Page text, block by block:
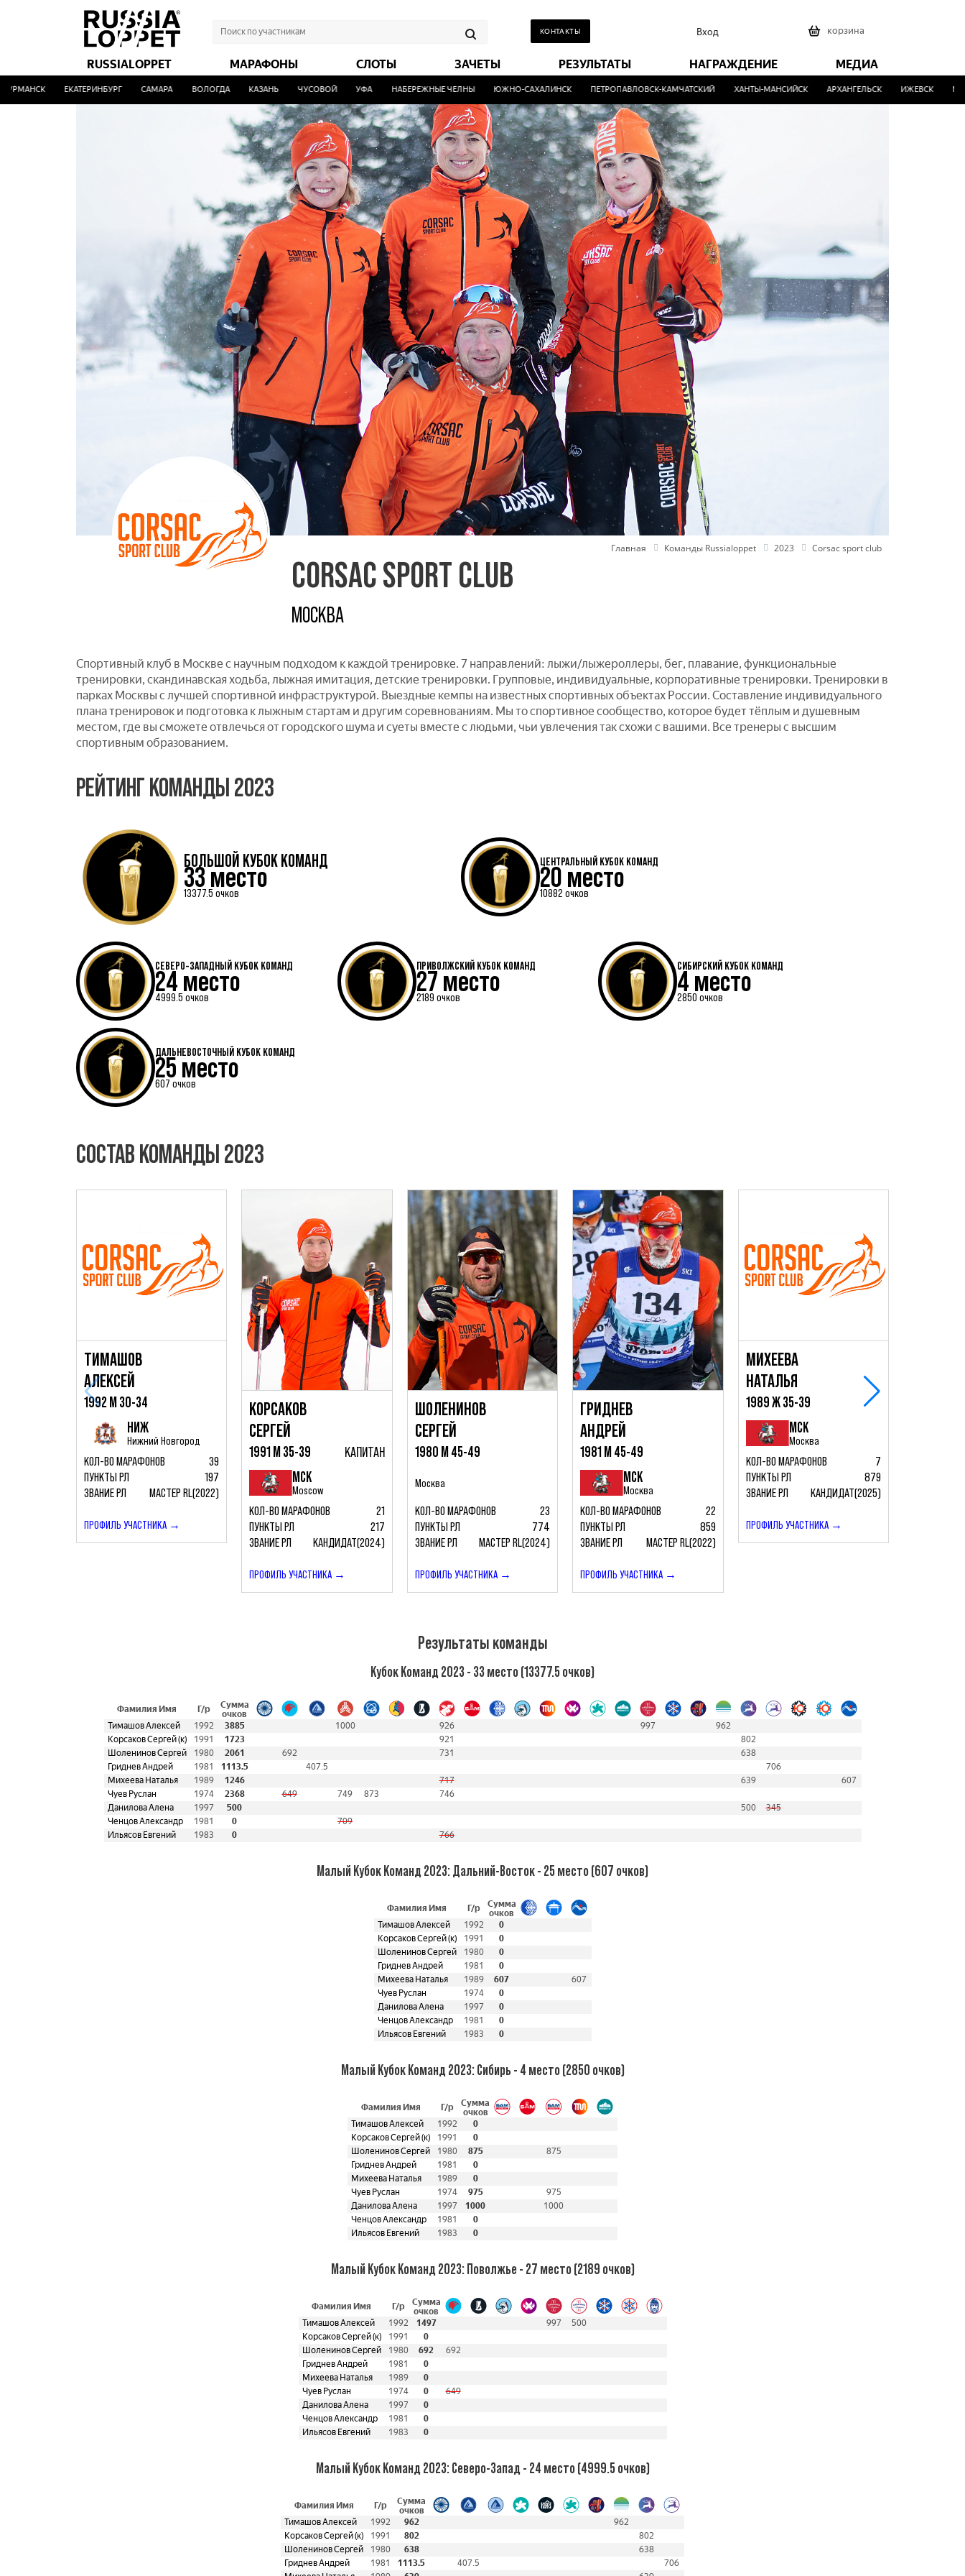
КОНТАКТЫ Вход корзина
RUSSIALOPPET МАРАФОНЫ СЛОТЫ ЗАЧЕТЫ РЕЗУЛЬТАТЫ НАГРАЖДЕНИЕ МЕДИА
ЕКАТЕРИНБУРГ САМАРА ВОЛОГДА КАЗАНЬ ЧУСОВОЙ УФА НАБЕРЕЖНЫЕ ЧЕЛНЫ ЮЖНО-САХАЛИНСК ПЕТРОПАВЛОВСК-КАМЧАТСКИЙ ХАНТЫ-МАНСИЙСК АРХАНГЕЛЬСК ИЖЕВСК
Главная Команды Russialoppet 2023 Corsac sport club
CORSAC SPORT CLUB
МОСКВА
Спортивный клуб в Москве с научным подходом к каждой тренировке. 7 направлений: лыжи/лыжероллеры, бег, плавание, функциональные
тренировки, скандинавская ходьба, лыжная имитация, детские тренировки. Групповые, индивидуальные, корпоративные тренировки. Тренировки в
парках Москвы с лучшей спортивной инфраструктурой. Выездные кемпы на известных спортивных объектах России. Составление индивидуального
плана тренировок и подготовка к лыжным стартам и другим соревнованиям. Мы то спортивное сообщество, которое будет тёплым и душевным
местом, где вы сможете отвлечься от городского шума и суеты вместе с людьми, чьи увлечения так схожи с вашими. Все тренеры с высшим
спортивным образованием.
РЕЙТИНГ КОМАНДЫ 2023
БОЛЬШОЙ КУБОК КОМАНД
33 место
13377.5 очков
ЦЕНТРАЛЬНЫЙ КУБОК КОМАНД
20 место
10882 очков
СЕВЕРО-ЗАПАДНЫЙ КУБОК КОМАНД
24 место
4999.5 очков
ПРИВОЛЖСКИЙ КУБОК КОМАНД
27 место
2189 очков
СИБИРСКИЙ КУБОК КОМАНД
4 место
2850 очков
ДАЛЬНЕВОСТОЧНЫЙ КУБОК КОМАНД
25 место
607 очков
СОСТАВ КОМАНДЫ 2023
ТИМАШОВ
АЛЕКСЕЙ
1992 М 30-34
НИЖ
Нижний Новгород
КОЛ-ВО МАРАФОНОВ
39
ПУНКТЫ РЛ
197
ЗВАНИЕ РЛ
МАСТЕР RL(2022)
ПРОФИЛЬ УЧАСТНИКА →
КОРСАКОВ
СЕРГЕЙ
1991 М 35-39
КАПИТАН
МСК
Moscow
КОЛ-ВО МАРАФОНОВ
21
ПУНКТЫ РЛ
217
ЗВАНИЕ РЛ
КАНДИДАТ(2024)
ПРОФИЛЬ УЧАСТНИКА →
ШОЛЕНИНОВ
СЕРГЕЙ
1980 М 45-49
Москва
КОЛ-ВО МАРАФОНОВ
23
ПУНКТЫ РЛ
774
ЗВАНИЕ РЛ
МАСТЕР RL(2024)
ПРОФИЛЬ УЧАСТНИКА →
ГРИДНЕВ
АНДРЕЙ
1981 М 45-49
МСК
Москва
КОЛ-ВО МАРАФОНОВ
22
ПУНКТЫ РЛ
859
ЗВАНИЕ РЛ
МАСТЕР RL(2022)
ПРОФИЛЬ УЧАСТНИКА →
МИХЕЕВА
НАТАЛЬЯ
1989 Ж 35-39
МСК
Москва
КОЛ-ВО МАРАФОНОВ
7
ПУНКТЫ РЛ
879
ЗВАНИЕ РЛ
КАНДИДАТ(2025)
ПРОФИЛЬ УЧАСТНИКА →
Результаты команды
Кубок Команд 2023 - 33 место (13377.5 очков)
Фамилия Имя Г/р
Сумма
очков
Тимашов Алексей
1992 3885 1000 926 997
962
Корсаков Сергей (к)
1991 1723 921
802
Шоленинов Сергей
1980 2061 692 731
638
Гриднев Андрей
1981 1113.5 407.5
706
Михеева Наталья
1989 1246 717 639
607
Чуев Руслан
1974 2368 649 749 873
746
Данилова Алена
1997 500 500
345
Ченцов Александр
1981 0
709
Ильясов Евгений
1983 0 766
Малый Кубок Команд 2023: Дальний-Восток - 25 место (607 очков)
Фамилия Имя Г/р
Сумма
очков
Тимашов Алексей
1992
0
Корсаков Сергей (к)
1991
0
Шоленинов Сергей
1980
0
Гриднев Андрей
1981
0
Михеева Наталья
1989 607
607
Чуев Руслан
1974
0
Данилова Алена
1997
0
Ченцов Александр
1981
0
Ильясов Евгений
1983 0
Малый Кубок Команд 2023: Сибирь - 4 место (2850 очков)
Фамилия Имя Г/р
Сумма
очков
Тимашов Алексей
1992
0
Корсаков Сергей (к)
1991
0
Шоленинов Сергей
1980 875
875
Гриднев Андрей
1981
0
Михеева Наталья
1989
0
Чуев Руслан
1974 975
975
Данилова Алена
1997 1000
1000
Ченцов Александр
1981
0
Ильясов Евгений
1983 0
Малый Кубок Команд 2023: Поволжье - 27 место (2189 очков)
Фамилия Имя Г/р
Сумма
очков
Тимашов Алексей
1992 1497 997
500
Корсаков Сергей (к)
1991
0
Шоленинов Сергей
1980 692
692
Гриднев Андрей
1981
0
Михеева Наталья
1989
0
Чуев Руслан
1974 0
649
Данилова Алена
1997
0
Ченцов Александр
1981
0
Ильясов Евгений
1983 0
Малый Кубок Команд 2023: Северо-Запад - 24 место (4999.5 очков)
Фамилия Имя Г/р
Сумма
очков
Тимашов Алексей
1992 962
962
Корсаков Сергей (к)
1991 802
802
Шоленинов Сергей
1980 638
638
Гриднев Андрей
1981 1113.5 407.5
706